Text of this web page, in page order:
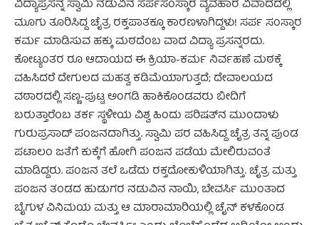
ವಿದ್ಯಾಪ್ರಸನ್ನ ಸ್ವಾಮಿ ನಡುವಿನ ಸರ್ಪಸಂಸ್ಕಾರ ವ್ಯವಹಾರ ವಿವಾದದಲ್ಲಿ
ಮೂಗು ತೂರಿಸಿದ್ದ ಚೈತ್ರ ರಕ್ತಪಾತಕ್ಕೂ ಕಾರಣಳಾಗಿದ್ದಳು! ಸರ್ಪ ಸಂಸ್ಕಾರ
ಕರ್ಮ ಮಾಡಿಸುವ ಹಕ್ಕು ಮಠದೆಂಬ ವಾದ ವಿದ್ಯಾ ಪ್ರಸನ್ನರದು.
ಕೋಟ್ಯಂತರ ರೂ ಆದಾಯದ ಈ ಕ್ರಿಯಾ-ಕರ್ಮ ನಿರ್ವಹಣೆ ಮಠಕ್ಕೆ
ವಹಿಸಿದರೆ ದೇಗುಲದ ಮಹತ್ವ ಕಡಿಮೆಯಾಗುತ್ತದೆ; ದೇವಾಲಯದ
ವಠಾರದಲ್ಲಿ ಸಣ್ಣ-ಪುಟ್ಟ ಅಂಗಡಿ ಹಾಕಿಕೊಂಡವರು ಬೀದಿಗೆ
ಬರುತ್ತಾರೆಂಬ ತರ್ಕ ಸ್ಥಳೀಯ ವಿಶ್ವ ಹಿಂದು ಪರಿಷತ್‌ನ ಮುಂದಾಳು
ಗುರುಪ್ರಸಾದ್ ಪಂಜನದಾಗಿತ್ತು. ಸ್ವಾಮಿ ಪರ ವಹಿಸಿದ್ದ ಚೈತ್ರ ತನ್ನ ಪುಂಡ
ಪಟಾಲಂ ಜತೆಗೆ ಕುಕ್ಕೆಗೆ ಹೋಗಿ ಪಂಜನ ಪಡೆಯ ಮೇಲಿರುವಂತೆ
ಮಾಡಿದ್ದರು. ಪಂಜನ ತಲೆ ಒಡೆದು ರಕ್ತದೋಕುಳಿಯಾಗಿತ್ತು. ಚೈತ್ರ ಮತ್ತು
ಪಂಜನ ತಂಡದ ಹುಡುಗರ ನಡುವಿನ ನಾಯಿ, ಬೇವರ್ಸಿ ಮುಂತಾದ
ಬೈಗುಳ ವಿನಿಮಯ ಮತ್ತು ಆ ಮಾರಾಮಾರಿಯಲ್ಲಿ ಚೈನ್ ಕಳಕೊಂಡ